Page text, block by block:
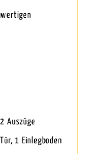
Auszüge
1 Einlegboden